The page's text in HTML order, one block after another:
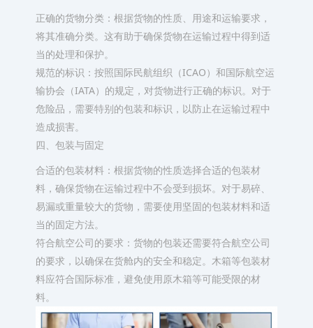
正确的货物分类：根据货物的性质、用途和运输要求，
将其准确分类。这有助于确保货物在运输过程中得到适
当的处理和保护。
规范的标识：按照国际民航组织（ICAO）和国际航空运
输协会（IATA）的规定，对货物进行正确的标识。对于
危险品，需要特别的包装和标识，以防止在运输过程中
造成损害。
四、包装与固定
合适的包装材料：根据货物的性质选择合适的包装材
料，确保货物在运输过程中不会受到损坏。对于易碎、
易漏或重量较大的货物，需要使用坚固的包装材料和适
当的固定方法。
符合航空公司的要求：货物的包装还需要符合航空公司
的要求，以确保在货舱内的安全和稳定。木箱等包装材
料应符合国际标准，避免使用原木箱等可能受限的材
料。